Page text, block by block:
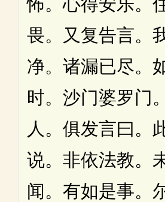
怖。心得安乐。
畏。又复告言。
净。诸漏已尽。
时。沙门婆罗门
人。俱发言曰。
说。非依法教。
闻。有如是事。